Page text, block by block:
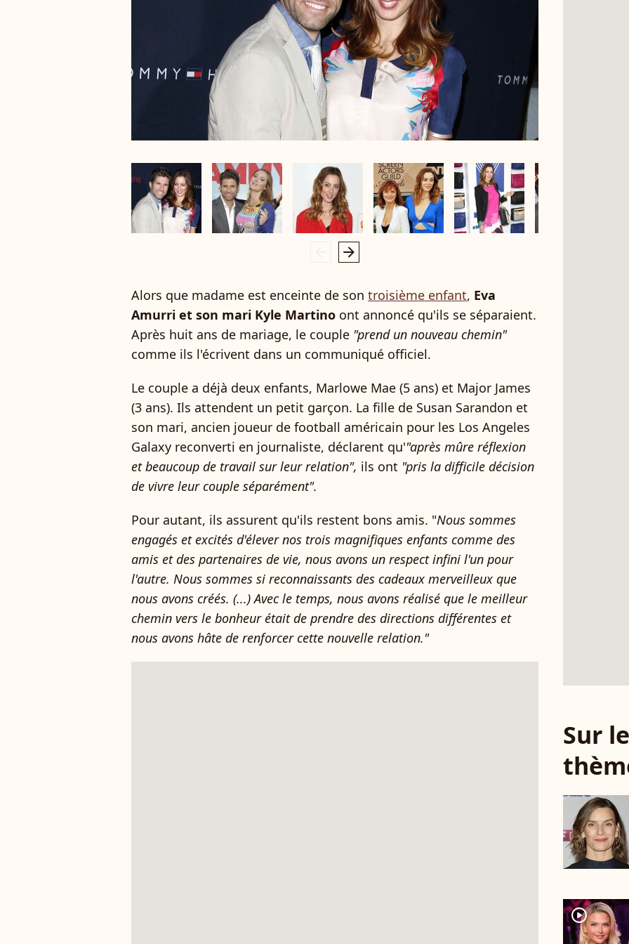
arrow_right
Alors que madame est enceinte de son troisième enfant, Eva
Amurri et son mari Kyle Martino ont annoncé qu'ils se séparaient.
Après huit ans de mariage, le couple "prend un nouveau chemin"
comme ils l'écrivent dans un communiqué officiel.
Le couple a déjà deux enfants, Marlowe Mae (5 ans) et Major James
(3 ans). Ils attendent un petit garçon. La fille de Susan Sarandon et
son mari, ancien joueur de football américain pour les Los Angeles
Galaxy reconverti en journaliste, déclarent qu'"après mûre réflexion
et beaucoup de travail sur leur relation", ils ont "pris la difficile décision
de vivre leur couple séparément".
Pour autant, ils assurent qu'ils restent bons amis. "Nous sommes
engagés et excités d'élever nos trois magnifiques enfants comme des
amis et des partenaires de vie, nous avons un respect infini l'un pour
l'autre. Nous sommes si reconnaissants des cadeaux merveilleux que
nous avons créés. (...) Avec le temps, nous avons réalisé que le meilleur
chemin vers le bonheur était de prendre des directions différentes et
nous avons hâte de renforcer cette nouvelle relation."
Sur
player2